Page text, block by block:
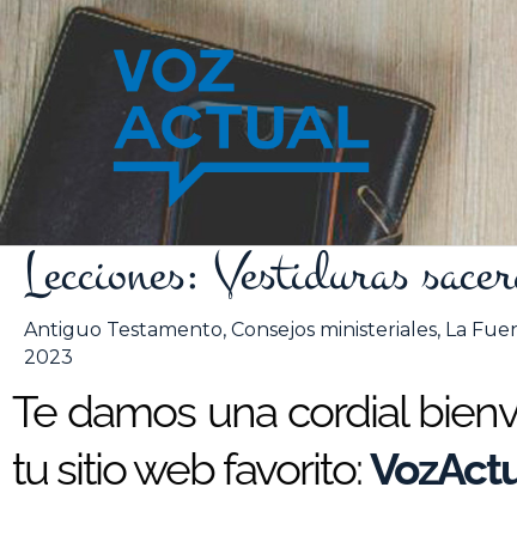
contenido
Lecciones: Vestiduras
Antiguo Testamento, Consejos ministeriales, La
2023
Te damos una cordial
tu sitio web favorito: